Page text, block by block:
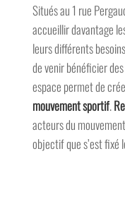
Situés au 1 rue
accueillir davantage
leurs différents
de venir bénéficier
espace permet de
mouvement sportif.
acteurs du
objectif que s’est fixé